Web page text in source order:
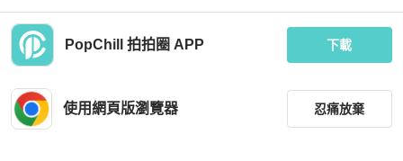
PopChill 拍拍圈 APP 下載
使用網頁版瀏覽器 忍痛放棄